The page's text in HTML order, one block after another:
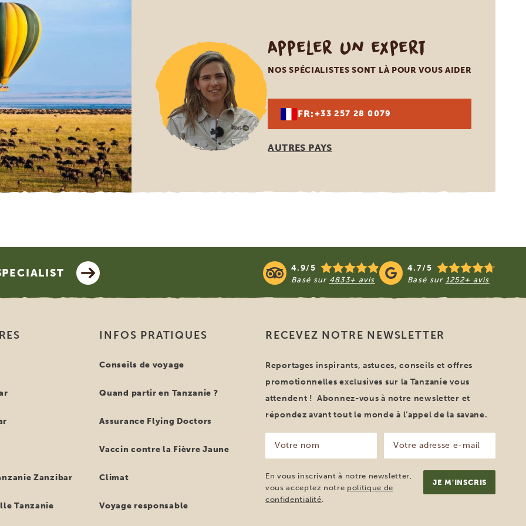
Appeler un expert
NOS SPÉCIALISTES SONT LÀ POUR VOUS AIDER
FR:+33 257 28 0079
AUTRES PAYS
4.9/5
Basé sur 4833+ avis
4.7/5
Basé sur 1252+ avis
Zanzibar
Tanzanie
INFOS PRATIQUES
Conseils de voyage
Quand partir en Tanzanie ?
Assurance Flying Doctors
Vaccin contre la Fièvre Jaune
Climat
Voyage responsable
RECEVEZ NOTRE NEWSLETTER
Reportages inspirants, astuces, conseils et offres
promotionnelles exclusives sur la Tanzanie vous
attendent ! Abonnez-vous à notre newsletter et
répondez avant tout le monde à l’appel de la savane.
nom
(Nécessaire)
adresse
e-
mail
(Nécessaire)
En vous inscrivant à notre newsletter,
vous acceptez notre politique de
confidentialité.